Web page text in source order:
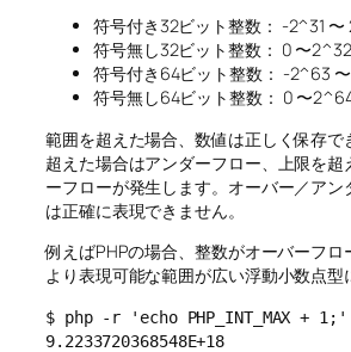
符号付き32ビット整数： -2^31 〜
符号無し32ビット整数： 0 〜2^32
符号付き64ビット整数： -2^63
符号無し64ビット整数： 0 〜
範囲を超えた場合、数値は正しく保存で
超えた場合はアンダーフロー、上限を
ーフローが発生します。オーバー／アン
は正確に表現できません。
例えばPHPの場合、整数がオーバーフロ
より表現可能な範囲が広い浮動小数点型
$ php -r 'echo PHP_INT_MAX + 1;'
9.2233720368548E+18